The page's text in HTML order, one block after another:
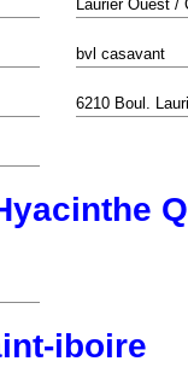
Laurier Ouest /
bvl casavant
6210 Boul.
iboire